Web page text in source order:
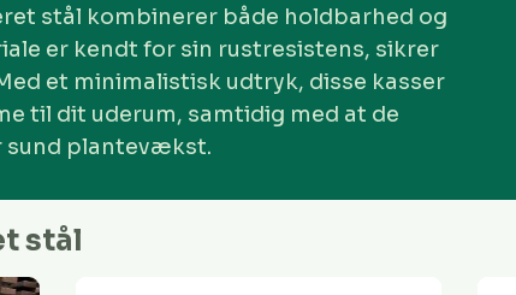
stål kombinerer både holdbarhed og
er kendt for sin rustresistens, sikrer
et minimalistisk udtryk, disse kasser
til dit uderum, samtidig med at de
sund plantevækst.
stål